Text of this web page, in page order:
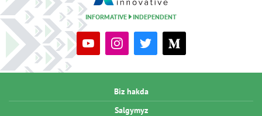
INFORMATIVE INDEPENDENT
Biz hakda
Salgymyz